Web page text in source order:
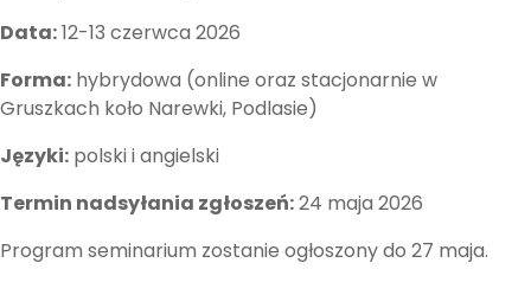
Data:12-13 czerwca 2026
Forma: hybrydowa (online oraz stacjonarnie w
Gruszkach koło Narewki, Podlasie)
Języki: polski i angielski
Termin nadsyłania zgłoszeń:24 maja 2026
Program seminarium zostanie ogłoszony do 27 maja.